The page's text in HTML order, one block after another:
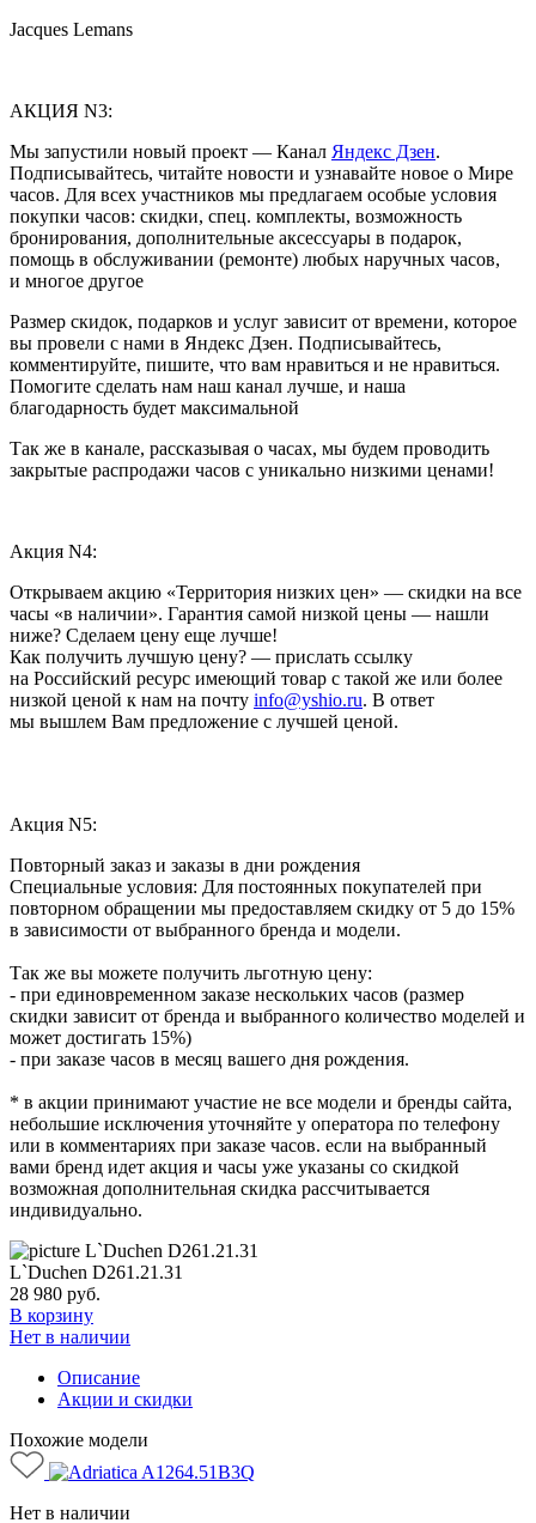
Jacques Lemans
АКЦИЯ N3:
Мы запустили новый проект — Канал Яндекс Дзен.
Подписывайтесь, читайте новости и узнавайте новое о Мире
часов. Для всех участников мы предлагаем особые условия
покупки часов: скидки, спец. комплекты, возможность
бронирования, дополнительные аксессуары в подарок,
помощь в обслуживании (ремонте) любых наручных часов,
и многое другое
Размер скидок, подарков и услуг зависит от времени, которое
вы провели с нами в Яндекс Дзен. Подписывайтесь,
комментируйте, пишите, что вам нравиться и не нравиться.
Помогите сделать нам наш канал лучше, и наша
благодарность будет максимальной
Так же в канале, рассказывая о часах, мы будем проводить
закрытые распродажи часов с уникально низкими ценами!
Акция N4:
Открываем акцию «Территория низких цен» — скидки на все
часы «в наличии». Гарантия самой низкой цены — нашли
ниже? Сделаем цену еще лучше!
Как получить лучшую цену? — прислать ссылку
на Российский ресурс имеющий товар с такой же или более
низкой ценой к нам на почту info@yshio.ru. В ответ
мы вышлем Вам предложение с лучшей ценой.
Акция N5:
Повторный заказ и заказы в дни рождения
Специальные условия: Для постоянных покупателей при
повторном обращении мы предоставляем скидку от 5 до 15%
в зависимости от выбранного бренда и модели.
Так же вы можете получить льготную цену:
- при единовременном заказе нескольких часов (размер
скидки зависит от бренда и выбранного количество моделей и
может достигать 15%)
- при заказе часов в месяц вашего дня рождения.
* в акции принимают участие не все модели и бренды сайта,
небольшие исключения уточняйте у оператора по телефону
или в комментариях при заказе часов. если на выбранный
вами бренд идет акция и часы уже указаны со скидкой
возможная дополнительная скидка рассчитывается
индивидуально.
L`Duchen D261.21.31
28 980 руб.
В корзину
Нет в наличии
Описание
Акции и скидки
Похожие модели
Нет в наличии